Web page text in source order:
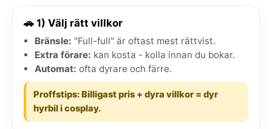
🚗 1) Välj rätt villkor
Bränsle: "Full-full" är oftast mest rättvist.
Extra förare: kan kosta - kolla innan du bokar.
Automat: ofta dyrare och färre.
Proffstips: Billigast pris + dyra villkor = dyr
hyrbil i cosplay.